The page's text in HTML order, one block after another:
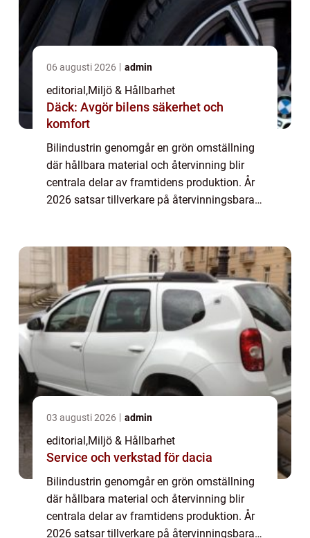
06 augusti 2026 admin
editorial ,Miljö & Hållbarhet
Däck: Avgör bilens säkerhet och
komfort
Bilindustrin genomgår en grön omställning
där hållbara material och återvinning blir
centrala delar av framtidens produktion. År
2026 satsar tillverkare på återvinningsbara
03 augusti 2026 admin
editorial ,Miljö & Hållbarhet
Service och verkstad för dacia
Bilindustrin genomgår en grön omställning
där hållbara material och återvinning blir
centrala delar av framtidens produktion. År
2026 satsar tillverkare på återvinningsbara